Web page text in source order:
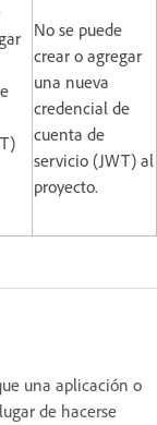
No se puede
crear o agregar
una nueva
credencial de
cuenta de
servicio (JWT) al
proyecto.
una aplicación o
de hacerse